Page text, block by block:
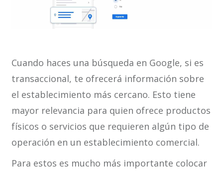
Cuando haces una búsqueda en Google, si es
transaccional, te ofrecerá información sobre
el establecimiento más cercano. Esto tiene
mayor relevancia para quien ofrece productos
físicos o servicios que requieren algún tipo de
operación en un establecimiento comercial.
Para estos es mucho más importante colocar